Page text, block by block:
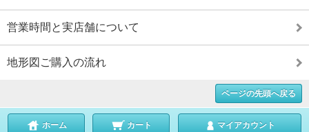
営業時間と実店舗について
地形図ご購入の流れ
ページの先頭へ戻る
ホーム カート マイアカウント